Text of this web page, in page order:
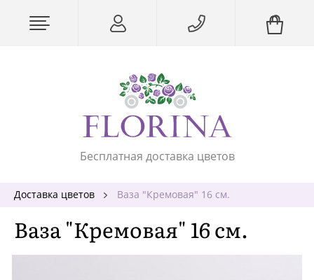
Бесплатная доставка цветов
Доставка цветов Ваза "Кремовая" 16 см.
Ваза "Кремовая" 16 см.